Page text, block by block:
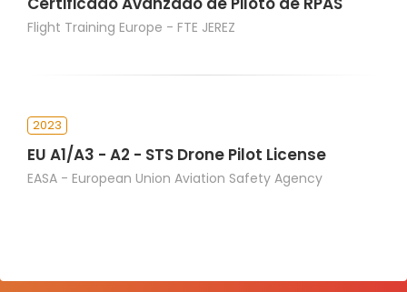
Flight Training Europe - FTE JEREZ
2023
EU A1/A3 - A2 - STS Drone Pilot License
EASA - European Union Aviation Safety Agency